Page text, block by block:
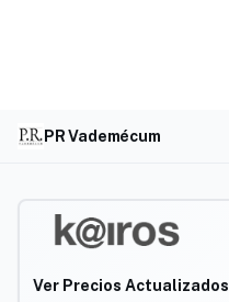
PR Vademécum
Ver Precios Actualizados